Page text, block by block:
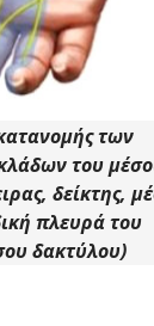
των
του
δείκτης,
πλευρά του
δακτύλου)